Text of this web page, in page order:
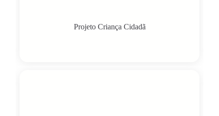
Projeto Criança Cidadã